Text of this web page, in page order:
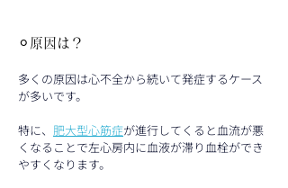
⚪︎原因は？
多くの原因は心不全から続いて発症するケース
が多いです。
特に、 肥大型心筋症が進行してくると血流が悪
くなることで左心房内に血液が滞り血栓ができ
やすくなります。